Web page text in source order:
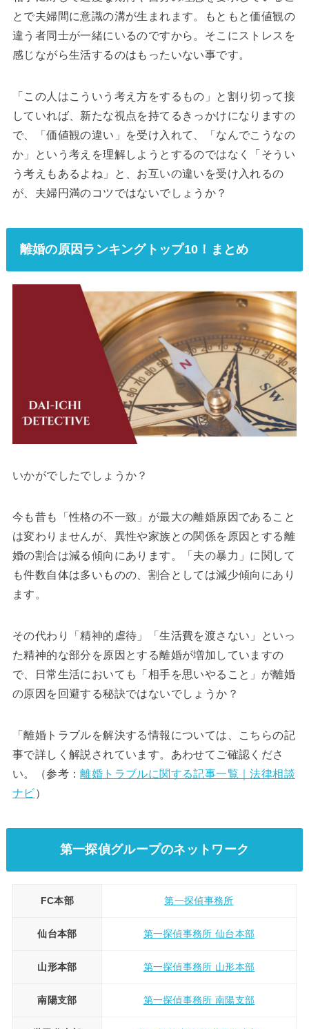
とで夫婦間に意識の溝が生まれます。もともと価値観の
違う者同士が一緒にいるのですから。そこにストレスを
感じながら生活するのはもったいない事です。
「この人はこういう考え方をするもの」と割り切って接
していれば、新たな視点を持てるきっかけになりますの
で、「価値観の違い」を受け入れて、「なんでこうなの
か」という考えを理解しようとするのではなく「そうい
う考えもあるよね」と、お互いの違いを受け入れるの
が、夫婦円満のコツではないでしょうか？
離婚の原因ランキングトップ10！まとめ
いかがでしたでしょうか？
今も昔も「性格の不一致」が最大の離婚原因であること
は変わりませんが、異性や家族との関係を原因とする離
婚の割合は減る傾向にあります。「夫の暴力」に関して
も件数自体は多いものの、割合としては減少傾向にあり
ます。
その代わり「精神的虐待」「生活費を渡さない」といっ
た精神的な部分を原因とする離婚が増加していますの
で、日常生活においても「相手を思いやること」が離婚
の原因を回避する秘訣ではないでしょうか？
「離婚トラブルを解決する情報については、こちらの記
事で詳しく解説されています。あわせてご確認くださ
い。（参考：離婚トラブルに関する記事一覧｜法律相談
ナビ）
第一探偵グループのネットワーク
FC本部 第一探偵事務所
仙台本部 第一探偵事務所 仙台本部
山形本部 第一探偵事務所 山形本部
南陽支部 第一探偵事務所 南陽支部